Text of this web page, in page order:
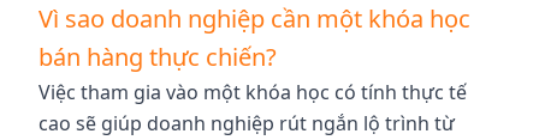
Vì sao doanh nghiệp cần một khóa học
bán hàng thực chiến?
Việc tham gia vào một khóa học có tính thực tế
cao sẽ giúp doanh nghiệp rút ngắn lộ trình từ